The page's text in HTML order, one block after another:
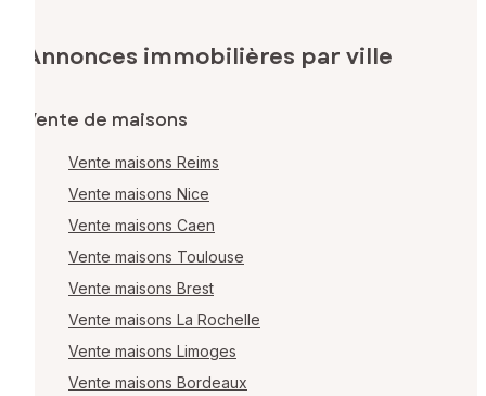
Annonces immobilières par ville
Vente de maisons
Vente maisons Reims
Vente maisons Nice
Vente maisons Caen
Vente maisons Toulouse
Vente maisons Brest
Vente maisons La Rochelle
Vente maisons Limoges
Vente maisons Bordeaux